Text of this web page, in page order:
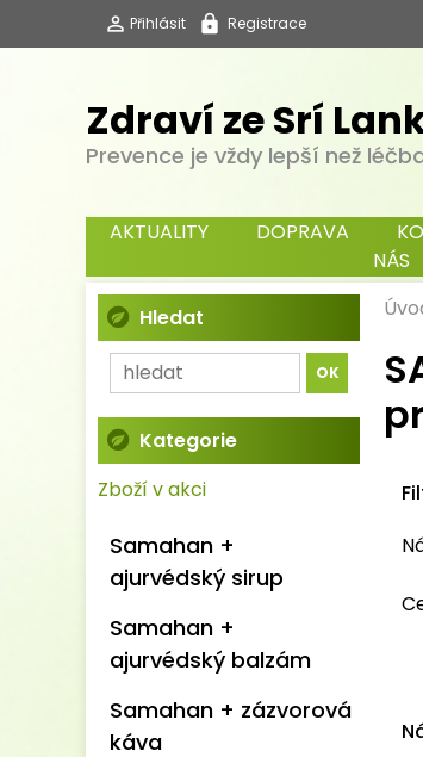
Přihlásit Registrace
Zdraví ze Srí
Prevence je vždy lepší než
AKTUALITY DOPRAVA
NÁS
Hledat
Kategorie
Zboží v akci
Samahan +
ajurvédský sirup
Samahan +
ajurvédský balzám
Samahan + zázvorová
káva